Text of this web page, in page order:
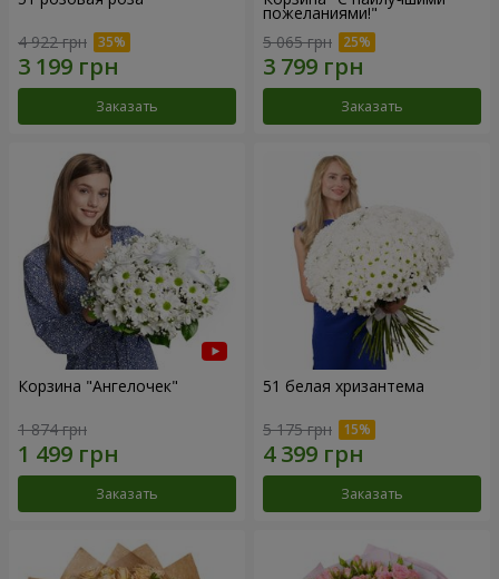
4 922 грн
Заказать
пожеланиями!"
5 065 грн
Заказать
Корзина "Ангелочек"
1 874 грн
Заказать
51 белая хризантема
5 175 грн
Заказать